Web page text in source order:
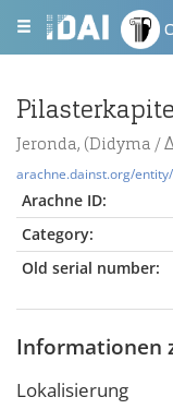
Jeronda, (Didyma /
arachne.dainst.org/
Arachne ID:
Category:
Old serial number:
Informationen
Lokalisierung